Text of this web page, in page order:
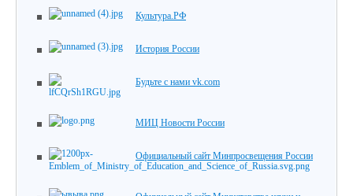
Культура.РФ
История России
Будьте с нами vk.com
МИЦ Новости России
Официальный сайт Минпросвещения России